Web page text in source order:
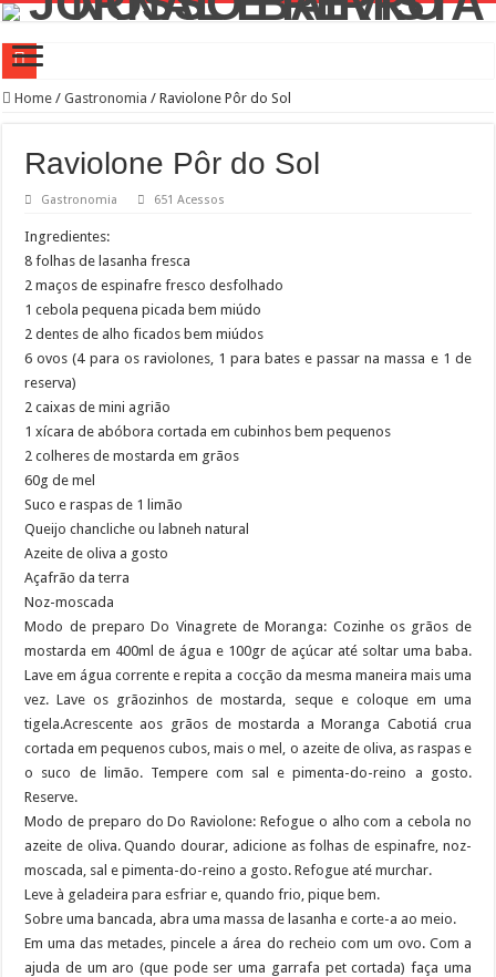
Prefeitura Presente Lapa
4 novos Bosques Urbanos na região central com mais de 4 mil árvores
PREFEITURA PRESENTE LAPA
WST Burguer: uma história de superação, paixão pela gastronomia e amor pelo
Conselho Participativo debate zeladoria na Lapa
Prefeitura leva ações de saúde aos canteiros de obras para atrair homens aos
Saiba como realizar serviços de Creci-SP, Coren-SP e Crea-SP com auxílio do
Bibliotecas Municipais atraem mais de 1,5 milhão de visitantes com
Home / Gastronomia / Raviolone Pôr do Sol
Raviolone Pôr do Sol
Gastronomia 651 Acessos
Ingredientes:
8 folhas de lasanha fresca
2 maços de espinafre fresco desfolhado
1 cebola pequena picada bem miúdo
2 dentes de alho ficados bem miúdos
6 ovos (4 para os raviolones, 1 para bates e passar na massa e 1 de
reserva)
2 caixas de mini agrião
1 xícara de abóbora cortada em cubinhos bem pequenos
2 colheres de mostarda em grãos
60g de mel
Suco e raspas de 1 limão
Queijo chancliche ou labneh natural
Azeite de oliva a gosto
Açafrão da terra
Noz-moscada
Modo de preparo Do Vinagrete de Moranga: Cozinhe os grãos de
mostarda em 400ml de água e 100gr de açúcar até soltar uma baba.
Lave em água corrente e repita a cocção da mesma maneira mais uma
vez. Lave os grãozinhos de mostarda, seque e coloque em uma
tigela.Acrescente aos grãos de mostarda a Moranga Cabotiá crua
cortada em pequenos cubos, mais o mel, o azeite de oliva, as raspas e
o suco de limão. Tempere com sal e pimenta-do-reino a gosto.
Reserve.
Modo de preparo do Do Raviolone: Refogue o alho com a cebola no
azeite de oliva. Quando dourar, adicione as folhas de espinafre, noz-
moscada, sal e pimenta-do-reino a gosto. Refogue até murchar.
Leve à geladeira para esfriar e, quando frio, pique bem.
Sobre uma bancada, abra uma massa de lasanha e corte-a ao meio.
Em uma das metades, pincele a área do recheio com um ovo. Com a
ajuda de um aro (que pode ser uma garrafa pet cortada) faça uma